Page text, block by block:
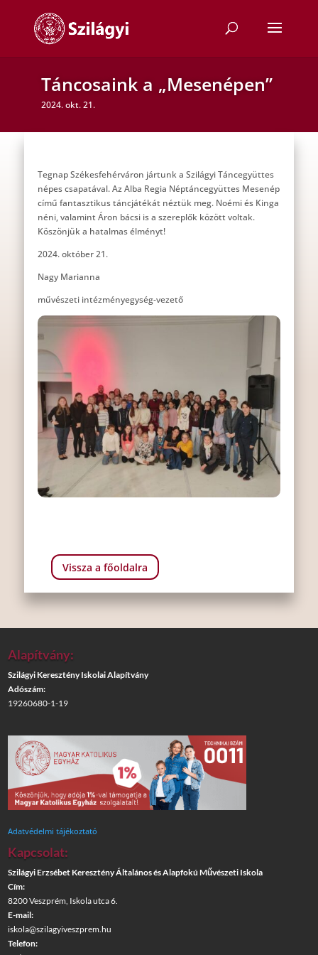
Táncosaink a „Mesenépen”
2024. okt. 21.
Tegnap Székesfehérváron jártunk a Szilágyi Táncegyüttes
népes csapatával. Az Alba Regia Néptáncegyüttes Mesenép
című fantasztikus táncjátékát néztük meg. Noémi és Kinga
néni, valamint Áron bácsi is a szereplők között voltak.
Köszönjük a hatalmas élményt!
2024. október 21.
Nagy Marianna
művészeti intézményegység-vezető
Vissza a főoldalra
Alapítvány:
Szilágyi Keresztény Iskolai Alapítvány
Adószám:
19260680-1-19
Adatvédelmi tájékoztató
Kapcsolat:
Szilágyi Erzsébet Keresztény Általános és Alapfokú Művészeti Iskola
Cím:
8200 Veszprém, Iskola utca 6.
E-mail:
iskola@szilagyiveszprem.hu
Telefon: